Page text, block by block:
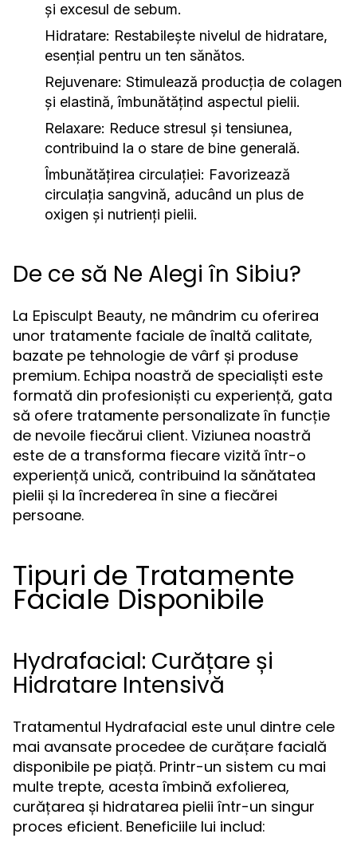
și excesul de sebum.
Hidratare: Restabilește nivelul de hidratare,
esențial pentru un ten sănătos.
Rejuvenare: Stimulează producția de colagen
și elastină, îmbunătățind aspectul pielii.
Relaxare: Reduce stresul și tensiunea,
contribuind la o stare de bine generală.
Îmbunătățirea circulației: Favorizează
circulația sangvină, aducând un plus de
oxigen și nutrienți pielii.
De ce să Ne Alegi în Sibiu?
La Episculpt Beauty, ne mândrim cu oferirea
unor tratamente faciale de înaltă calitate,
bazate pe tehnologie de vârf și produse
premium. Echipa noastră de specialiști este
formată din profesioniști cu experiență, gata
să ofere tratamente personalizate în funcție
de nevoile fiecărui client. Viziunea noastră
este de a transforma fiecare vizită într-o
experiență unică, contribuind la sănătatea
pielii și la încrederea în sine a fiecărei
persoane.
Tipuri de Tratamente
Faciale Disponibile
Hydrafacial: Curățare și
Hidratare Intensivă
Tratamentul Hydrafacial este unul dintre cele
mai avansate procedee de curățare facială
disponibile pe piață. Printr-un sistem cu mai
multe trepte, acesta îmbină exfolierea,
curățarea și hidratarea pielii într-un singur
proces eficient. Beneficiile lui includ: